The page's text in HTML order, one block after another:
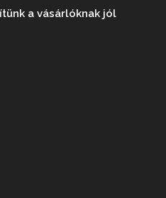
a vásárlóknak jól